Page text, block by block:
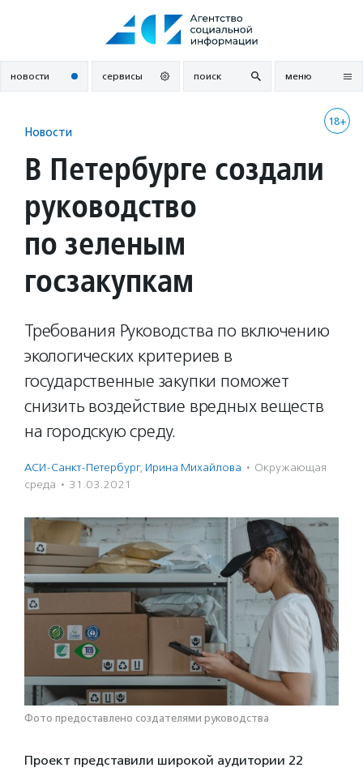
новости сервисы поиск меню
18+
Новости
В Петербурге создали
руководство
по зеленым
госзакупкам
Требования Руководства по включению
экологических критериев в
государственные закупки поможет
снизить воздействие вредных веществ
на городскую среду.
АСИ-Санкт-Петербург, Ирина Михайлова · Окружающая
среда · 31.03.2021
Фото предоставлено создателями руководства
Проект представили широкой аудитории 22